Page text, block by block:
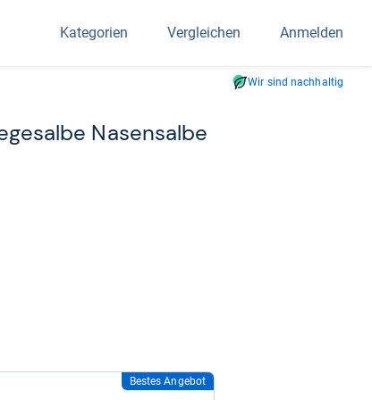
Kategorien Vergleichen Anmelden
Wir sind nachhaltig
Nasen­salbe
Bestes Angebot